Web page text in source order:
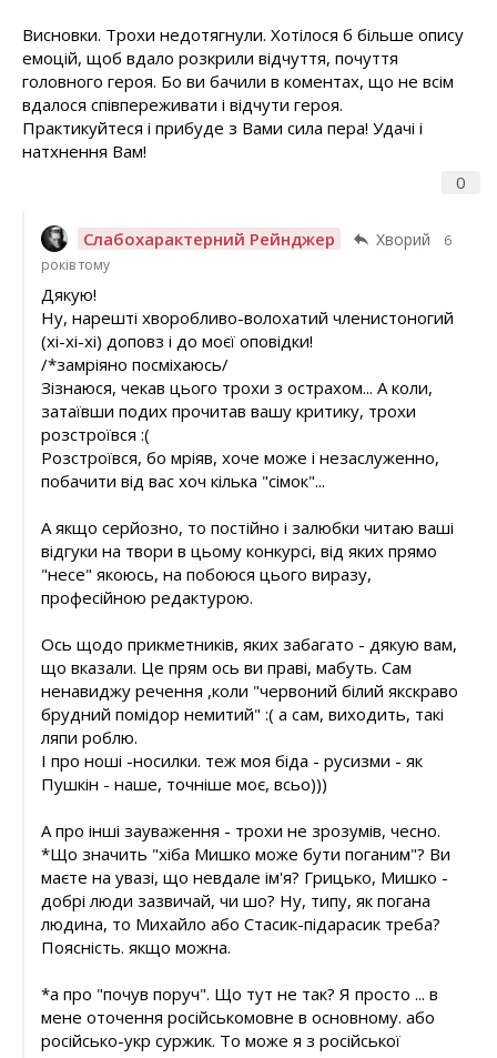
0
Висновки. Трохи недотягнули. Хотілося б більше опису
емоцій, щоб вдало розкрили відчуття, почуття
головного героя. Бо ви бачили в коментах, що не всім
вдалося співпереживати і відчути героя.
Практикуйтеся і прибуде з Вами сила пера! Удачі і
натхнення Вам!
Слабохарактерний Рейнджер Хворий
6
років тому
Дякую!
Ну, нарешті хворобливо-волохатий членистоногий
(хі-хі-хі) доповз і до моєї оповідки!
/*замріяно посміхаюсь/
Зізнаюся, чекав цього трохи з острахом... А коли,
затаївши подих прочитав вашу критику, трохи
розстроївся :(
Розстроївся, бо мріяв, хоче може і незаслуженно,
побачити від вас хоч кілька "сімок"...
А якщо серйозно, то постійно і залюбки читаю ваші
відгуки на твори в цьому конкурсі, від яких прямо
"несе" якоюсь, на побоюся цього виразу,
професійною редактурою.
Ось щодо прикметників, яких забагато - дякую вам,
що вказали. Це прям ось ви праві, мабуть. Сам
ненавиджу речення ,коли "червоний білий якскраво
брудний помідор немитий" :( а сам, виходить, такі
ляпи роблю.
І про ноші -носилки. теж моя біда - русизми - як
Пушкін - наше, точніше моє, всьо)))
А про інші зауваження - трохи не зрозумів, чесно.
*Що значить "хіба Мишко може бути поганим"? Ви
маєте на увазі, що невдале ім'я? Грицько, Мишко -
добрі люди зазвичай, чи шо? Ну, типу, як погана
людина, то Михайло або Стасик-підарасик треба?
Поясність. якщо можна.
*а про "почув поруч". Що тут не так? Я просто ... в
мене оточення російськомовне в основному. або
російсько-укр суржик. То може я з російської